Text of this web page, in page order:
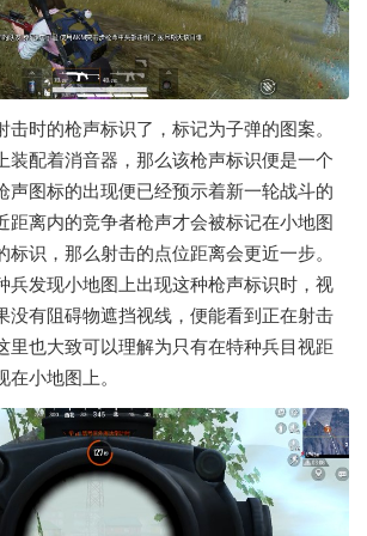
击时的枪声标识了，标记为子弹的图案。
装配着消音器，那么该枪声标识便是一个
声图标的出现便已经预示着新一轮战斗的
距离内的竞争者枪声才会被标记在小地图
标识，那么射击的点位距离会更近一步。
兵发现小地图上出现这种枪声标识时，视
没有阻碍物遮挡视线，便能看到正在射击
里也大致可以理解为只有在特种兵目视距
小地图上。